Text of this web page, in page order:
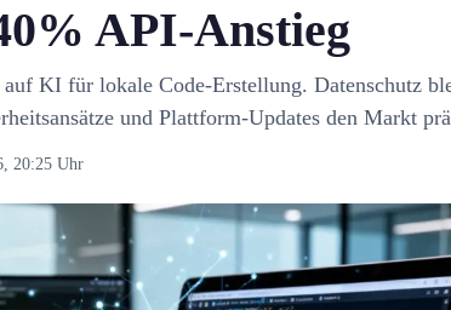
API-Anstieg
KI für lokale Code-Erstellung. Datenschutz
und Plattform-Updates den Markt
20:25 Uhr